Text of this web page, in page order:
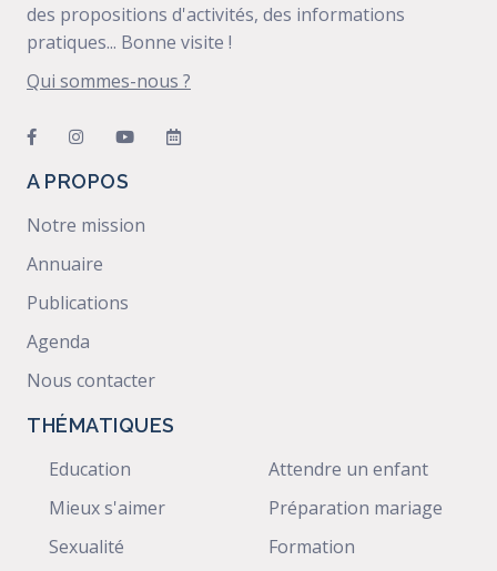
des propositions d'activités, des informations
pratiques... Bonne visite !
Qui sommes-nous ?
A PROPOS
Notre mission
Annuaire
Publications
Agenda
Nous contacter
THÉMATIQUES
Education
Mieux s'aimer
Sexualité
Attendre un enfant
Préparation mariage
Formation